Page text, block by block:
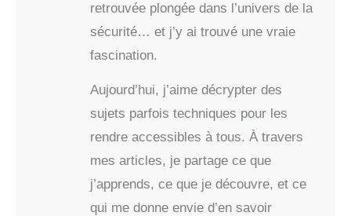
retrouvée plongée dans l’univers de la
sécurité… et j’y ai trouvé une vraie
fascination.
Aujourd’hui, j’aime décrypter des
sujets parfois techniques pour les
rendre accessibles à tous. À travers
mes articles, je partage ce que
j’apprends, ce que je découvre, et ce
qui me donne envie d’en savoir